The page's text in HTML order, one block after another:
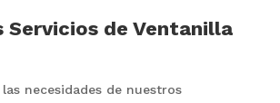
Servicios de Ventanilla
necesidades de nuestros